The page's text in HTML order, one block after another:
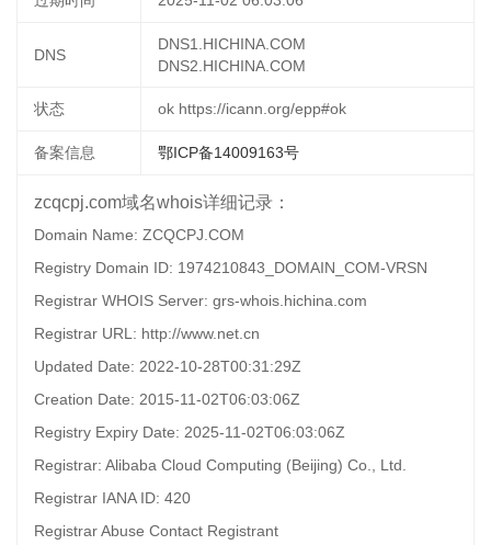
DNS
DNS1.HICHINA.COM
DNS2.HICHINA.COM
状态 ok https://icann.org/epp#ok
备案信息 鄂ICP备14009163号
zcqcpj.com域名whois详细记录：
Domain Name: ZCQCPJ.COM
Registry Domain ID: 1974210843_DOMAIN_COM-VRSN
Registrar WHOIS Server: grs-whois.hichina.com
Registrar URL: http://www.net.cn
Updated Date: 2022-10-28T00:31:29Z
Creation Date: 2015-11-02T06:03:06Z
Registry Expiry Date: 2025-11-02T06:03:06Z
Registrar: Alibaba Cloud Computing (Beijing) Co., Ltd.
Registrar IANA ID: 420
Registrar Abuse Contact Registrant